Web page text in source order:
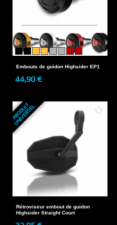
Embouts de guidon Highsider EP1
44,90 €
P
R
O
D
U
I
T
U
N
I
V
E
R
S
E
L
Rétroviseur embout de guidon
Highsider Straight Court